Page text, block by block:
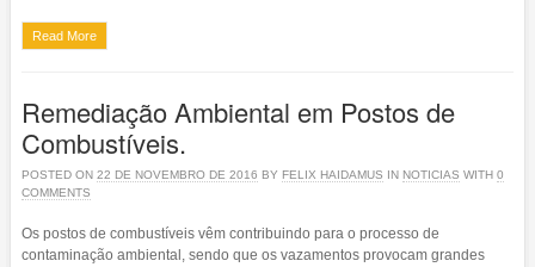
Read More
Remediação Ambiental em Postos de
Combustíveis.
POSTED ON 22 DE NOVEMBRO DE 2016 BY FELIX HAIDAMUS IN NOTICIAS WITH 0
COMMENTS
Os postos de combustíveis vêm contribuindo para o processo de
contaminação ambiental, sendo que os vazamentos provocam grandes